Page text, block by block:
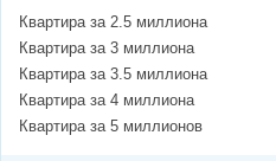
Квартира за 2.5 миллиона
Квартира за 3 миллиона
Квартира за 3.5 миллиона
Квартира за 4 миллиона
Квартира за 5 миллионов